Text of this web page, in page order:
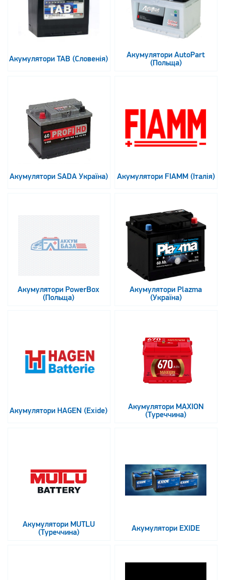
Акумулятори TAB (Словенія)
Акумулятори AutoPart
(Польща)
Акумулятори SADA Україна) Акумулятори FIAMM (Італія)
Акумулятори PowerBox
(Польща)
Акумулятори Plazma
(Україна)
Акумулятори HAGEN (Exide)
Акумулятори MAXION
(Туреччина)
Акумулятори MUTLU
(Туреччина)
Акумулятори EXIDE